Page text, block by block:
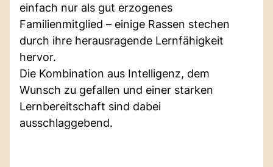
einfach nur als gut erzogenes
Familienmitglied – einige Rassen stechen
durch ihre herausragende Lernfähigkeit
hervor.
Die Kombination aus Intelligenz, dem
Wunsch zu gefallen und einer starken
Lernbereitschaft sind dabei
ausschlaggebend.